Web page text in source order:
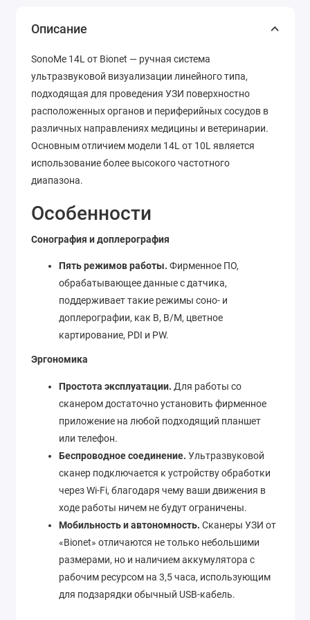
Описание
SonoMe 14L от Bionet — ручная система
ультразвуковой визуализации линейного типа,
подходящая для проведения УЗИ поверхностно
расположенных органов и периферийных сосудов в
различных направлениях медицины и ветеринарии.
Основным отличием модели 14L от 10L является
использование более высокого частотного
диапазона.
Особенности
Сонография и доплерография
Пять режимов работы. Фирменное ПО,
обрабатывающее данные с датчика,
поддерживает такие режимы соно- и
доплерографии, как B, B/M, цветное
картирование, PDI и PW.
Эргономика
Простота эксплуатации. Для работы со
сканером достаточно установить фирменное
приложение на любой подходящий планшет
или телефон.
Беспроводное соединение. Ультразвуковой
сканер подключается к устройству обработки
через Wi-Fi, благодаря чему ваши движения в
ходе работы ничем не будут ограничены.
Мобильность и автономность. Сканеры УЗИ от
«Bionet» отличаются не только небольшими
размерами, но и наличием аккумулятора с
рабочим ресурсом на 3,5 часа, использующим
для подзарядки обычный USB-кабель.